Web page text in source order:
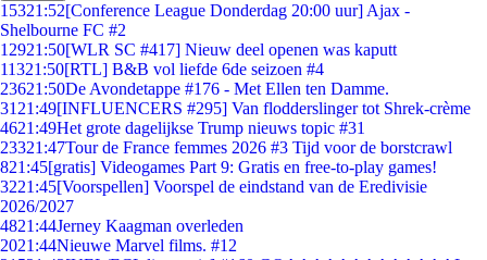
15321:52[Conference League Donderdag 20:00 uur] Ajax -
Shelbourne FC #2
12921:50[WLR SC #417] Nieuw deel openen was kaputt
11321:50[RTL] B&B vol liefde 6de seizoen #4
23621:50De Avondetappe #176 - Met Ellen ten Damme.
31 21:49[INFLUENCERS #295] Van flodderslinger tot Shrek-crème
4621:49Het grote dagelijkse Trump nieuws topic #31
23321:47Tour de France femmes 2026 #3 Tijd voor de borstcrawl
821:45[gratis] Videogames Part 9: Gratis en free-to-play games!
3221:45[Voorspellen] Voorspel de eindstand van de Eredivisie
2026/2027
4821:44Jerney Kaagman overleden
2021:44Nieuwe Marvel films. #12